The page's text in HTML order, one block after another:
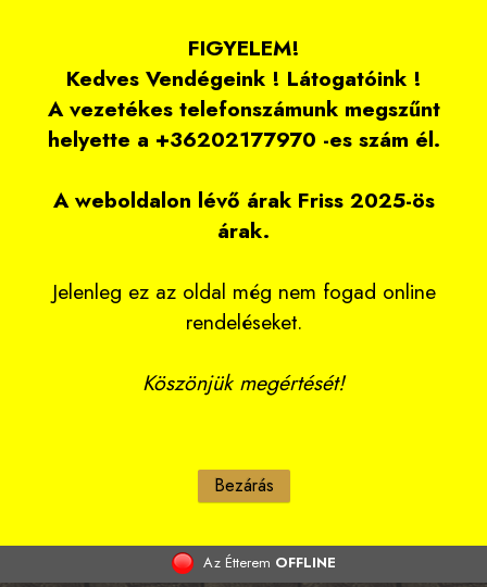
FIGYELEM!
Kedves Vendégeink ! Látogatóink !
A vezetékes telefonszámunk megszűnt
helyette a +36202177970 -es szám él.
A weboldalon lévő árak Friss 2025-ös
árak.
Jelenleg ez az oldal még nem fogad online
rendeléseket.
Köszönjük megértését!
Az Étterem OFFLINE